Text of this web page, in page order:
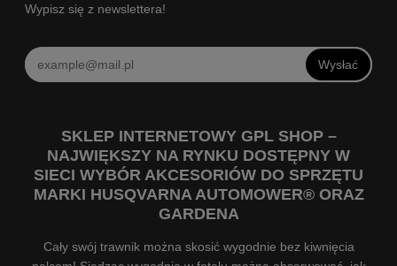
Wypisz się z newslettera!
Wysłać
SKLEP INTERNETOWY GPL SHOP –
NAJWIĘKSZY NA RYNKU DOSTĘPNY W
SIECI WYBÓR AKCESORIÓW DO SPRZĘTU
MARKI HUSQVARNA AUTOMOWER® ORAZ
GARDENA
Cały swój trawnik można skosić wygodnie bez kiwnięcia